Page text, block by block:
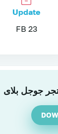
Update
23 FB
جوجل بلاى